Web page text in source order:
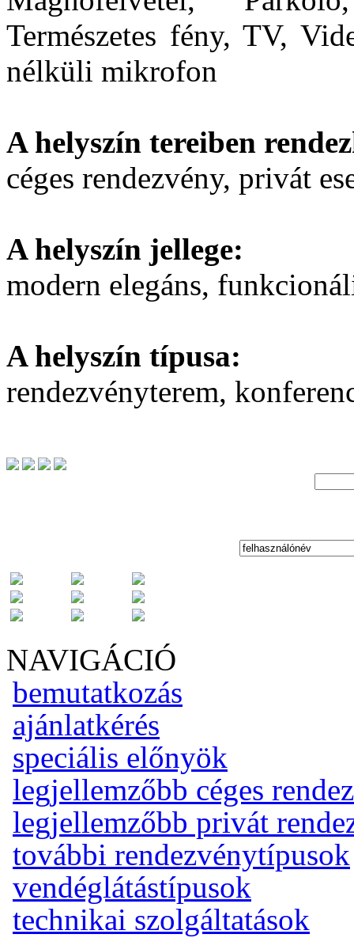
Természetes fény, TV,
nélküli mikrofon
A helyszín tereiben
céges rendezvény, privát
A helyszín jellege:
modern elegáns,
A helyszín típusa:
rendezvényterem,
NAVIGÁCIÓ
bemutatkozás
ajánlatkérés
speciális előnyök
legjellemzőbb céges
legjellemzőbb privát
további rendezvénytípusok
vendéglátástípusok
technikai szolgáltatások